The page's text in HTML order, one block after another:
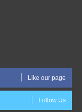
Like our page
Follow Us